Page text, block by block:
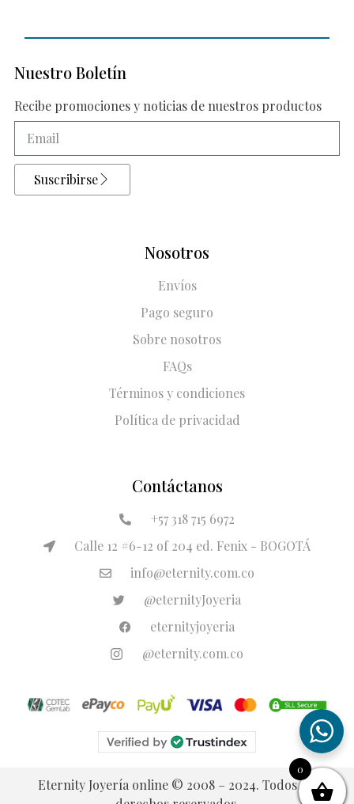
Nuestro Boletín
Recibe promociones y noticias de nuestros productos
Suscribirse
Nosotros
Envíos
Pago seguro
Sobre nosotros
FAQs
Términos y condiciones
Política de privacidad
Contáctanos
+57 318 715 6972
Calle 12 #6-12 of 204 ed. Fenix - BOGOTÁ
info@eternity.com.co
@eternityJoyeria
eternityjoyeria
@eternity.com.co
Eternity Joyería online © 2008 – 2024. Todos los
0